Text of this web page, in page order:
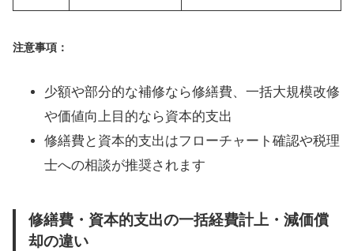
注意事項：
少額や部分的な補修なら修繕費、一括大規模改修
や価値向上目的なら資本的支出
修繕費と資本的支出はフローチャート確認や税理
士への相談が推奨されます
修繕費・資本的支出の一括経費計上・減価償
却の違い